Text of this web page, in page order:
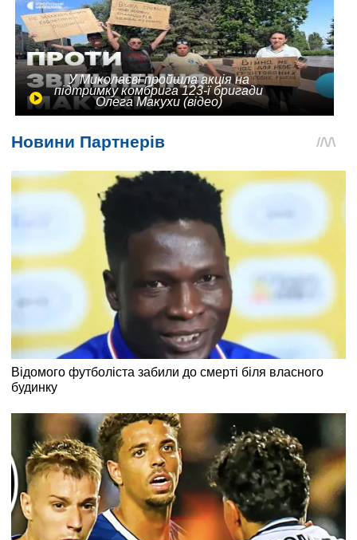
У Миколаєві пройшла акція на
підтримку комбрига 123-ї бригади
Олега Макухи (відео)